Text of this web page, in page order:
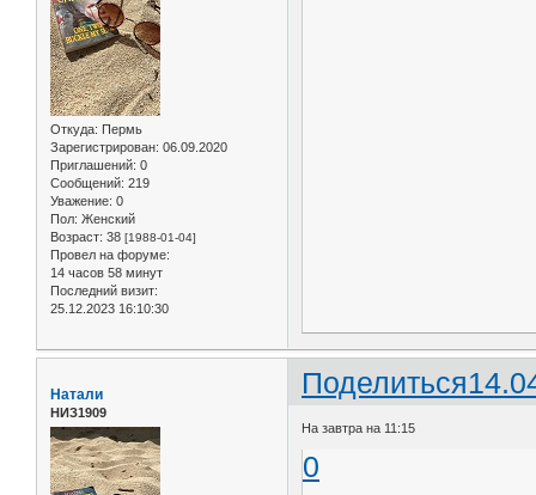
Откуда: Пермь
Зарегистрирован: 06.09.2020
Приглашений: 0
Сообщений: 219
Уважение: 0
Пол: Женский
Возраст: 38 [1988-01-04]
Провел на форуме:
14 часов 58 минут
Последний визит:
25.12.2023 16:10:30
Поделиться
Натали
НИЗ1909
На завтра на 11:15
0